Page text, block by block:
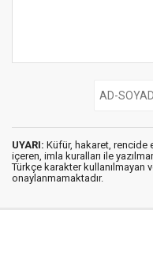
UYARI: Küfür, hakaret, rencide
içeren, imla kuralları ile
Türkçe karakter kullanılmayan
onaylanmamaktadır.